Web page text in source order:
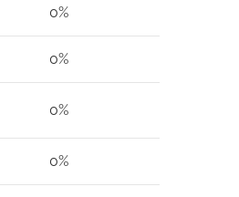
0%
0%
0%
0%